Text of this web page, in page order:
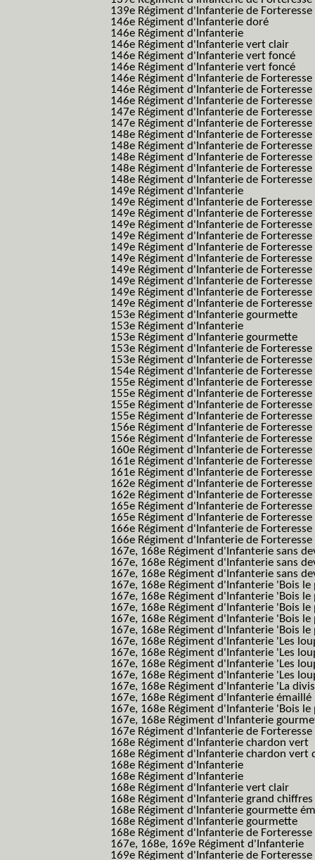
139e Régiment d'Infanterie de
146e Régiment d'Infanterie doré
146e Régiment d'Infanterie
146e Régiment d'Infanterie vert clair
146e Régiment d'Infanterie vert foncé
146e Régiment d'Infanterie vert foncé
146e Régiment d'Infanterie de
146e Régiment d'Infanterie de
146e Régiment d'Infanterie de
147e Régiment d'Infanterie de Forteresse
147e Régiment d'Infanterie de Forteresse
148e Régiment d'Infanterie de Forteresse
148e Régiment d'Infanterie de Forteresse
148e Régiment d'Infanterie de Forteresse
148e Régiment d'Infanterie de Forteresse
148e Régiment d'Infanterie de Forteresse
149e Régiment d'Infanterie
149e Régiment d'Infanterie de
149e Régiment d'Infanterie de
149e Régiment d'Infanterie de
149e Régiment d'Infanterie de
149e Régiment d'Infanterie de
149e Régiment d'Infanterie de
149e Régiment d'Infanterie de
149e Régiment d'Infanterie de
149e Régiment d'Infanterie de
149e Régiment d'Infanterie de
153e Régiment d'Infanterie gourmette
153e Régiment d'Infanterie
153e Régiment d'Infanterie gourmette
153e Régiment d'Infanterie de
153e Régiment d'Infanterie de
154e Régiment d'Infanterie de Forteresse
155e Régiment d'Infanterie de
155e Régiment d'Infanterie de
155e Régiment d'Infanterie de
155e Régiment d'Infanterie de
156e Régiment d'Infanterie de Forteresse
156e Régiment d'Infanterie de
160e Régiment d'Infanterie de
161e Régiment d'Infanterie de Forteresse
161e Régiment d'Infanterie de
162e Régiment d'Infanterie de Forteresse
162e Régiment d'Infanterie de
165e Régiment d'Infanterie de Forteresse
165e Régiment d'Infanterie de Forteresse
166e Régiment d'Infanterie de Forteresse
166e Régiment d'Infanterie de Forteresse
167e, 168e Régiment d'Infanterie sans
167e, 168e Régiment d'Infanterie sans
167e, 168e Régiment d'Infanterie sans
167e, 168e Régiment d'Infanterie 'Bois
167e, 168e Régiment d'Infanterie 'Bois
167e, 168e Régiment d'Infanterie 'Bois
167e, 168e Régiment d'Infanterie 'Bois
167e, 168e Régiment d'Infanterie 'Bois
167e, 168e Régiment d'Infanterie 'Les
167e, 168e Régiment d'Infanterie 'Les
167e, 168e Régiment d'Infanterie 'Les
167e, 168e Régiment d'Infanterie 'Les
167e, 168e Régiment d'Infanterie 'La
167e, 168e Régiment d'Infanterie émaillé
167e, 168e Régiment d'Infanterie 'Bois
167e, 168e Régiment d'Infanterie
167e Régiment d'Infanterie de
168e Régiment d'Infanterie chardon vert
168e Régiment d'Infanterie chardon vert
168e Régiment d'Infanterie
168e Régiment d'Infanterie
168e Régiment d'Infanterie vert clair
168e Régiment d'Infanterie grand chiffres
168e Régiment d'Infanterie gourmette
168e Régiment d'Infanterie gourmette
168e Régiment d'Infanterie de Forteresse
167e, 168e, 169e Régiment d'Infanterie
169e Régiment d'Infanterie de Forteresse